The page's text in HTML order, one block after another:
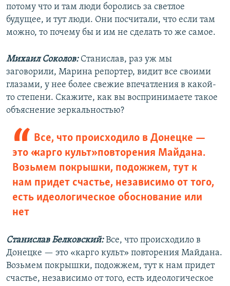
потому что и там люди боролись за светлое
будущее, и тут люди. Они посчитали, что если там
можно, то почему бы и им не сделать то же самое.
Михаил Соколов:Станислав, раз уж мы
заговорили, Марина репортер, видит все своими
глазами, у нее более свежие впечатления в какой-
то степени. Скажите, как вы воспринимаете такое
объяснение зеркальностью?
Все, что происходило в Донецке —
это «карго культ» повторения Майдана.
Возьмем покрышки, подожжем, тут к
нам придет счастье, независимо от того,
есть идеологическое обоснование или
нет
Станислав Белковский:Все, что происходило в
Донецке — это «карго культ» повторения Майдана.
Возьмем покрышки, подожжем, тут к нам придет
счастье, независимо от того, есть идеологическое